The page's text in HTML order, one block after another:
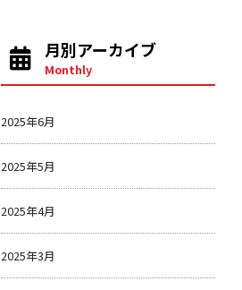
月別アーカイブ
Monthly
2025年6月
2025年5月
2025年4月
2025年3月